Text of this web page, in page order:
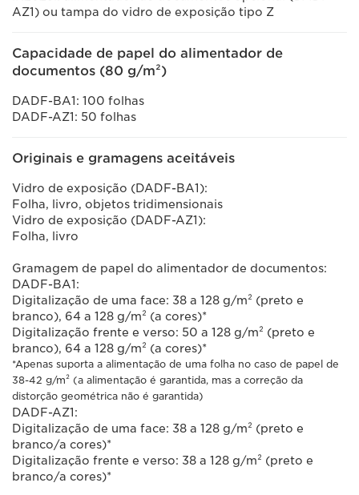
AZ1) ou tampa do vidro de exposição tipo Z
Capacidade de papel do alimentador de
documentos (80 g/m²)
DADF-BA1: 100 folhas
DADF-AZ1: 50 folhas
Originais e gramagens aceitáveis
Vidro de exposição (DADF-BA1):
Folha, livro, objetos tridimensionais
Vidro de exposição (DADF-AZ1):
Folha, livro
Gramagem de papel do alimentador de documentos:
DADF-BA1:
Digitalização de uma face: 38 a 128 g/m² (preto e
branco), 64 a 128 g/m² (a cores)*
Digitalização frente e verso: 50 a 128 g/m² (preto e
branco), 64 a 128 g/m² (a cores)*
*Apenas suporta a alimentação de uma folha no caso de papel de
38-42 g/m² (a alimentação é garantida, mas a correção da
distorção geométrica não é garantida)
DADF-AZ1:
Digitalização de uma face: 38 a 128 g/m² (preto e
branco/a cores)*
Digitalização frente e verso: 38 a 128 g/m² (preto e
branco/a cores)*